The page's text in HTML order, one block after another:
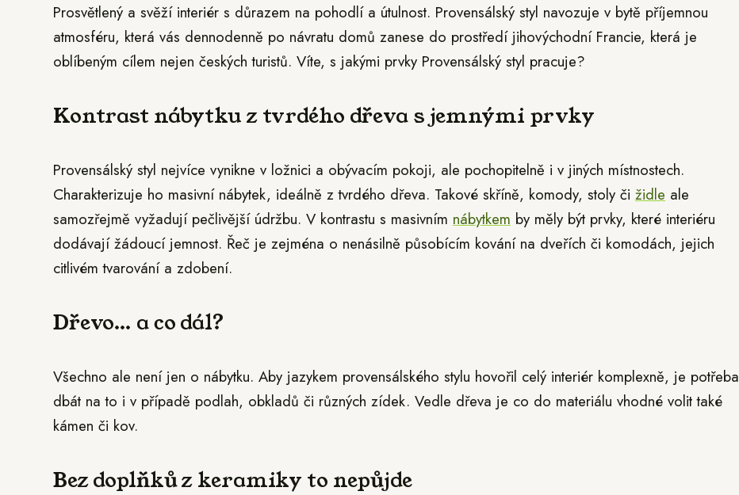
Prosvětlený a svěží interiér s důrazem na pohodlí a útulnost. Provensálský styl navozuje v bytě příjemnou
atmosféru, která vás dennodenně po návratu domů zanese do prostředí jihovýchodní Francie, která je
oblíbeným cílem nejen českých turistů. Víte, s jakými prvky Provensálský styl pracuje?
Kontrast nábytku z tvrdého dřeva s jemnými prvky
Provensálský styl nejvíce vynikne v ložnici a obývacím pokoji, ale pochopitelně i v jiných místnostech.
Charakterizuje ho masivní nábytek, ideálně z tvrdého dřeva. Takové skříně, komody, stoly či židle ale
samozřejmě vyžadují pečlivější údržbu. V kontrastu s masivním nábytkem by měly být prvky, které interiéru
dodávají žádoucí jemnost. Řeč je zejména o nenásilně působícím kování na dveřích či komodách, jejich
citlivém tvarování a zdobení.
Dřevo… a co dál?
Všechno ale není jen o nábytku. Aby jazykem provensálského stylu hovořil celý interiér komplexně, je potřeba
dbát na to i v případě podlah, obkladů či různých zídek. Vedle dřeva je co do materiálu vhodné volit také
kámen či kov.
Bez doplňků z keramiky to nepůjde